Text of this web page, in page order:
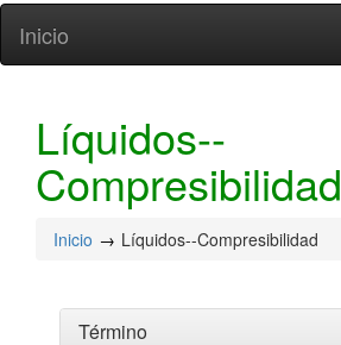
Inicio
Líquidos--
Compresibilidad
Inicio Líquidos--Compresibilidad
Término